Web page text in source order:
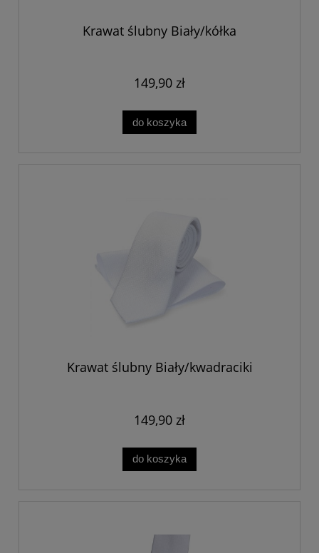
Krawat ślubny Biały/kółka
149,90 zł
do koszyka
Krawat ślubny Biały/kwadraciki
149,90 zł
do koszyka